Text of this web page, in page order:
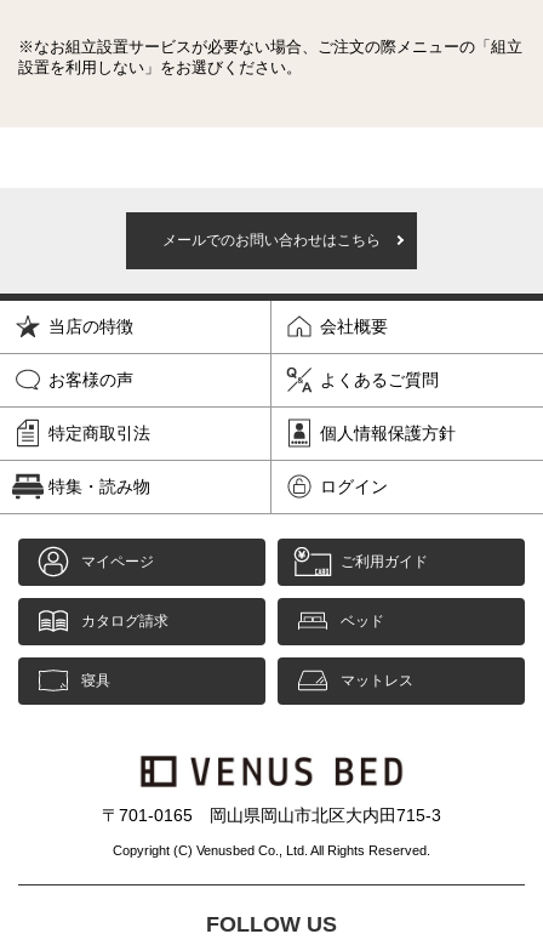
※なお組立設置サービスが必要ない場合、ご注文の際メニューの「組立
設置を利用しない」をお選びください。
メールでのお問い合わせはこちら
当店の特徴 会社概要
お客様の声 よくあるご質問
特定商取引法 個人情報保護方針
特集・読み物 ログイン
マイページ ご利用ガイド
カタログ請求 ベッド
寝具 マットレス
〒701-0165 岡山県岡山市北区大内田715-3
Copyright (C) Venusbed Co., Ltd. All Rights Reserved.
FOLLOW US